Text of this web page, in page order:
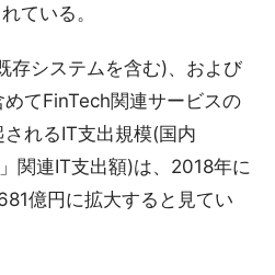
ている。
存システムを含む)、および
てFinTech関連サービスの
れるIT支出規模(国内
関連IT支出額)は、2018年に
億円に拡大すると見てい